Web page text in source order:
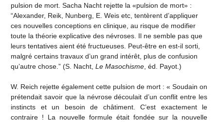
pulsion de mort. Sacha Nacht rejette la «pulsion de mort» :
“Alexander, Reik, Nunberg, E. Weis etc, tentèrent d’appliquer
ces nouvelles conceptions en clinique, au risque de modifier
toute la théorie explicative des névroses. Il ne semble pas que
leurs tentatives aient été fructueuses. Peut-être en est-il sorti,
malgré certains travaux d’un grand intérêt, plus de confusion
qu’autre chose.” (S. Nacht, Le Masochisme, éd. Payot.)
W. Reich rejette également cette pulsion de mort : « Soudain on
prétendait savoir que la névrose découlait d’un conflit entre les
instincts et un besoin de châtiment. C’est exactement le
contraire ! La nouvelle formule était fondée sur la nouvelle